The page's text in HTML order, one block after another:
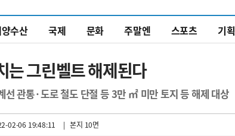
수산 국제 문화 주말엔 스포츠 기획
는 그린벨트 해제된다
관통·도로 철도 단절 등 3만 ㎡ 미만 토지 등 해제 대상
02-06 19:48:11 | 본지 10면